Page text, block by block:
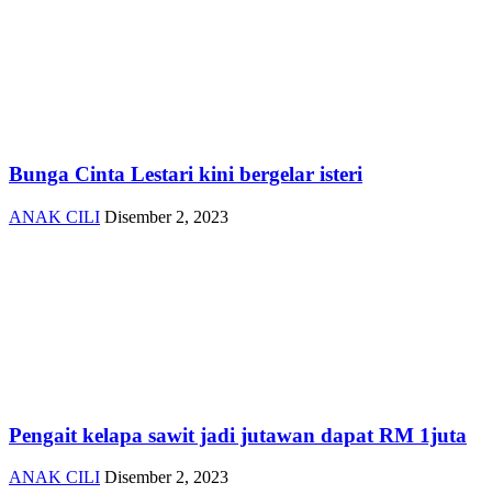
Bunga Cinta Lestari kini bergelar isteri
ANAK CILI Disember 2, 2023
Pengait kelapa sawit jadi jutawan dapat RM 1juta
ANAK CILI Disember 2, 2023